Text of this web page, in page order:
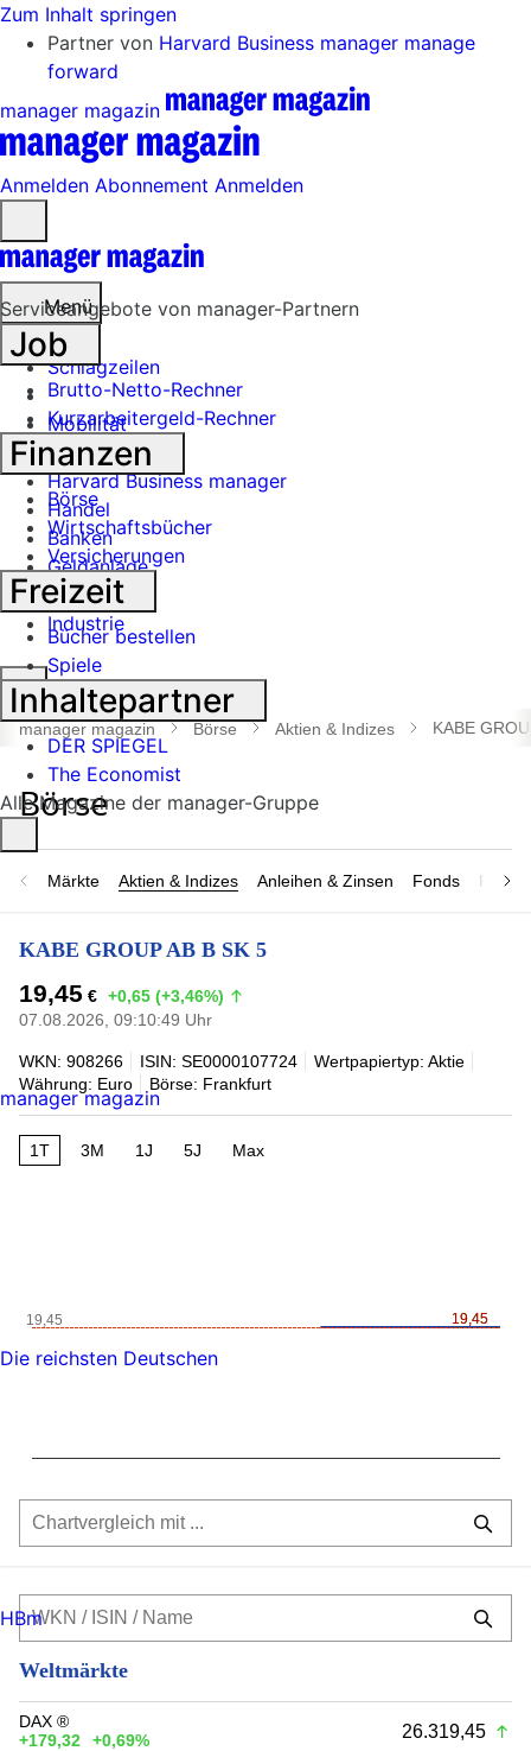
Zum Inhalt springen
Partner von Harvard Business manager manage
forward
manager magazin
Anmelden Abonnement Anmelden
öffnen
Menü
Schlagzeilen
Mobilität
Tech
Harvard Business manager
Handel
Banken
Geldanlage
Börse
Industrie
Suche
öffnen
manager magazin Börse Aktien & Indizes KABE
Märkte Aktien & Indizes Anleihen & Zinsen Fonds
KABE GROUP AB B SK 5
19,45 € +0,65 (+3,46%)
07.08.2026, 09:10:49 Uhr
WKN: 908266 ISIN: SE0000107724
Wertpapiertyp: Aktie
Währung: Euro
Börse: Frankfurt
1T 3M 1J 5J Max
19,45
19,45
19,45
Weltmärkte
DAX ®
+179,32
+0,69% 26.319,45
Serviceangebote von manager-Partnern
Job
Brutto-Netto-Rechner
Kurzarbeitergeld-Rechner
Finanzen
Börse
Wirtschaftsbücher
Versicherungen
Freizeit
Bücher bestellen
Spiele
Inhaltepartner
DER SPIEGEL
The Economist
Alle Magazine der manager-Gruppe
manager magazin
Die reichsten Deutschen
HBm